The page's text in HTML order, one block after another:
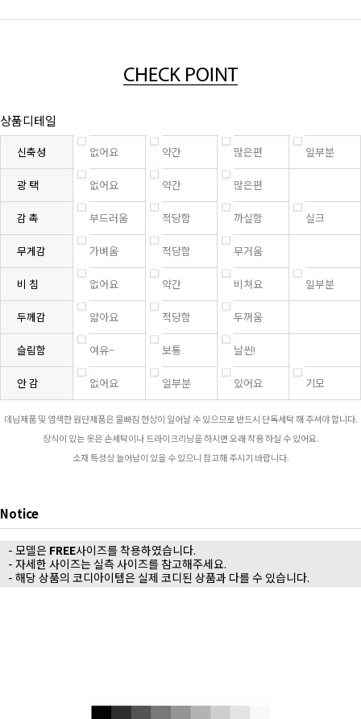
상품디테일
신축성 없어요 약간 많은편 일부분
광 택 없어요 약간 많은편
감 촉 부드러움 적당함 까실함 실크
무게감 가벼움 적당함 무거움
비 침 없어요 약간 비쳐요 일부분
두께감 얇아요 적당함 두꺼움
슬림함 여유~ 보통 날씬!
안 감 없어요 일부분 있어요 기모
데님제품 및 염색한 원단제품은 물빠짐 현상이 일어날 수 있으므로 반드시 단독세탁 해 주셔야 합니다.
장식이 있는 옷은 손세탁이나 드라이크리닝을 하시면 오래 착용 하실 수 있어요.
소재 특성상 늘어남이 있을 수 있으니 참고해 주시기 바랍니다.
Notice
- 모델은 FREE사이즈를 착용하였습니다.
- 자세한 사이즈는 실측 사이즈를 참고해주세요.
- 해당 상품의 코디아이템은 실제 코디된 상품과 다를 수 있습니다.